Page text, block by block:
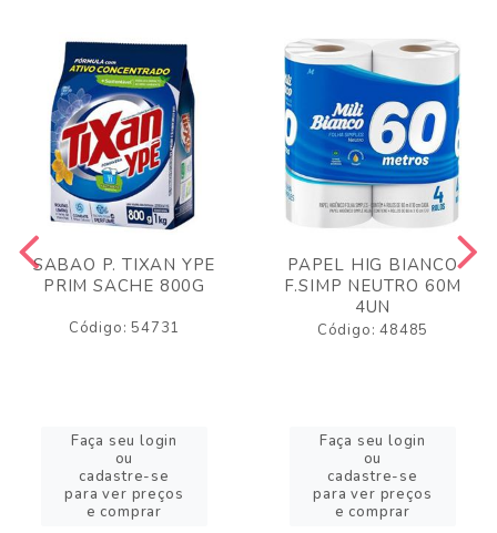
SABAO P. TIXAN YPE
PRIM SACHE 800G
Código: 54731
Faça seu login
ou
cadastre-se
para ver preços
e comprar
PAPEL HIG BIANCO
F.SIMP NEUTRO 60M
4UN
Código: 48485
Faça seu login
ou
cadastre-se
para ver preços
e comprar